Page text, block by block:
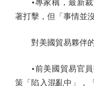
•專家稱，最新裁
著打擊，但「事情並
對美國貿易夥伴的
•前美國貿易官員
策「陷入混亂中」，